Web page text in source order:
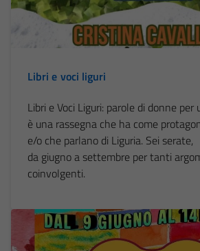
Libri e voci liguri
Libri e Voci Liguri: parole di donne per
è una rassegna che ha come
e/o che parlano di Liguria. Sei serate,
da giugno a settembre per tanti
coinvolgenti.